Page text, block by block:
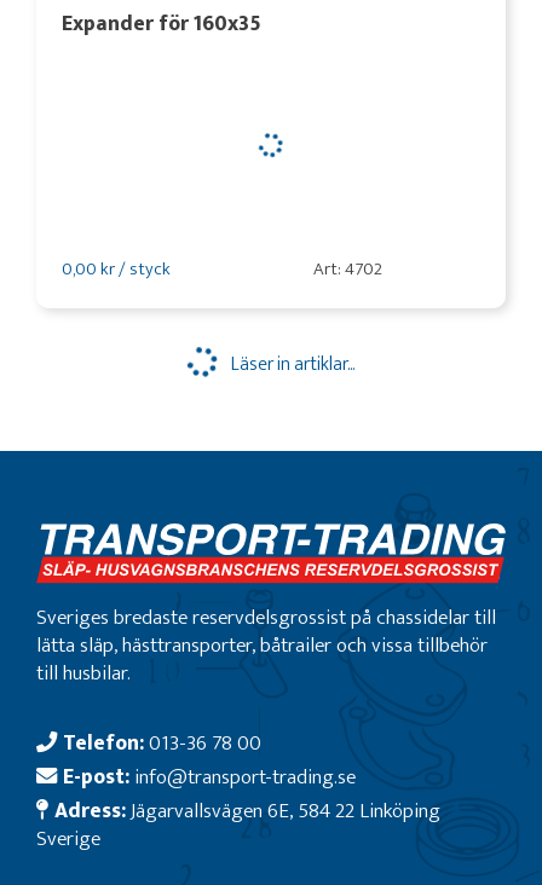
Expander för 160x35
0,00 kr / styck Art: 4702
Läser in artiklar...
Sveriges bredaste reservdelsgrossist på chassidelar till
lätta släp, hästtransporter, båtrailer och vissa tillbehör
till husbilar.
Telefon:013-36 78 00
E-post:info@transport-trading.se
Adress:Jägarvallsvägen 6E, 584 22 Linköping
Sverige